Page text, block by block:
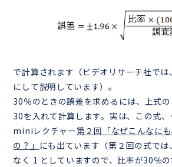
で計算されます（ビデオリサーチ社で
にして説明しています）。
30％のときの誤差を求めるには、上式
30を入れて計算します。実は、この式
miniレクチャー第２回「なぜこんなに
の？」 にも出ています（第２回の式で
なく 1 としていますので、比率が30％